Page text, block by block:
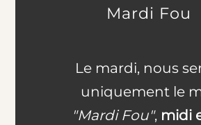
Mardi Fou
Le mardi, nous
uniquement le
"Mardi Fou", midi